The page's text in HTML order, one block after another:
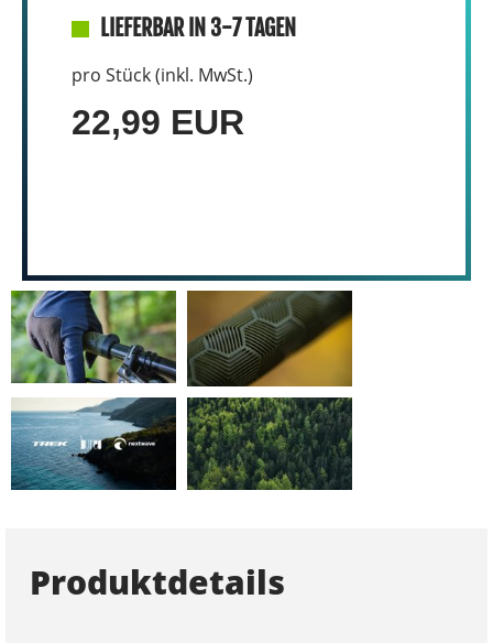
LIEFERBAR IN 3-7 TAGEN
pro Stück (inkl. MwSt.)
22,99 EUR
Produktdetails